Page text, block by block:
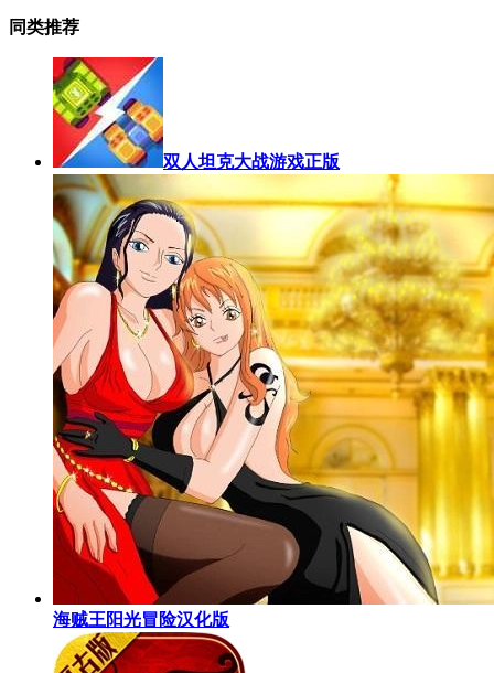
同类推荐
双人坦克大战游戏正版
海贼王阳光冒险汉化版